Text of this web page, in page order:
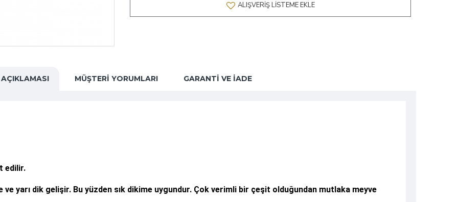
ALIŞVERIŞ LISTEME EKLE
MÜŞTERI YORUMLARI GARANTI VE İADE
edilir.
yarı dik gelişir. Bu yüzden sık dikime uygundur. Çok verimli bir çeşit olduğundan mutlaka meyve